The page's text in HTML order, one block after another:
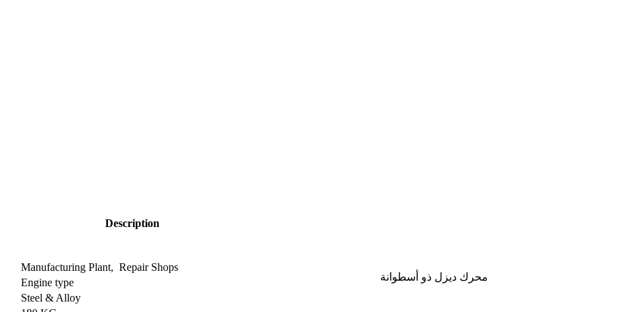
Manufacturing Plant, Repair Shops
Engine type
Steel & Alloy
Description
محرك ديزل ذو أسطوانة